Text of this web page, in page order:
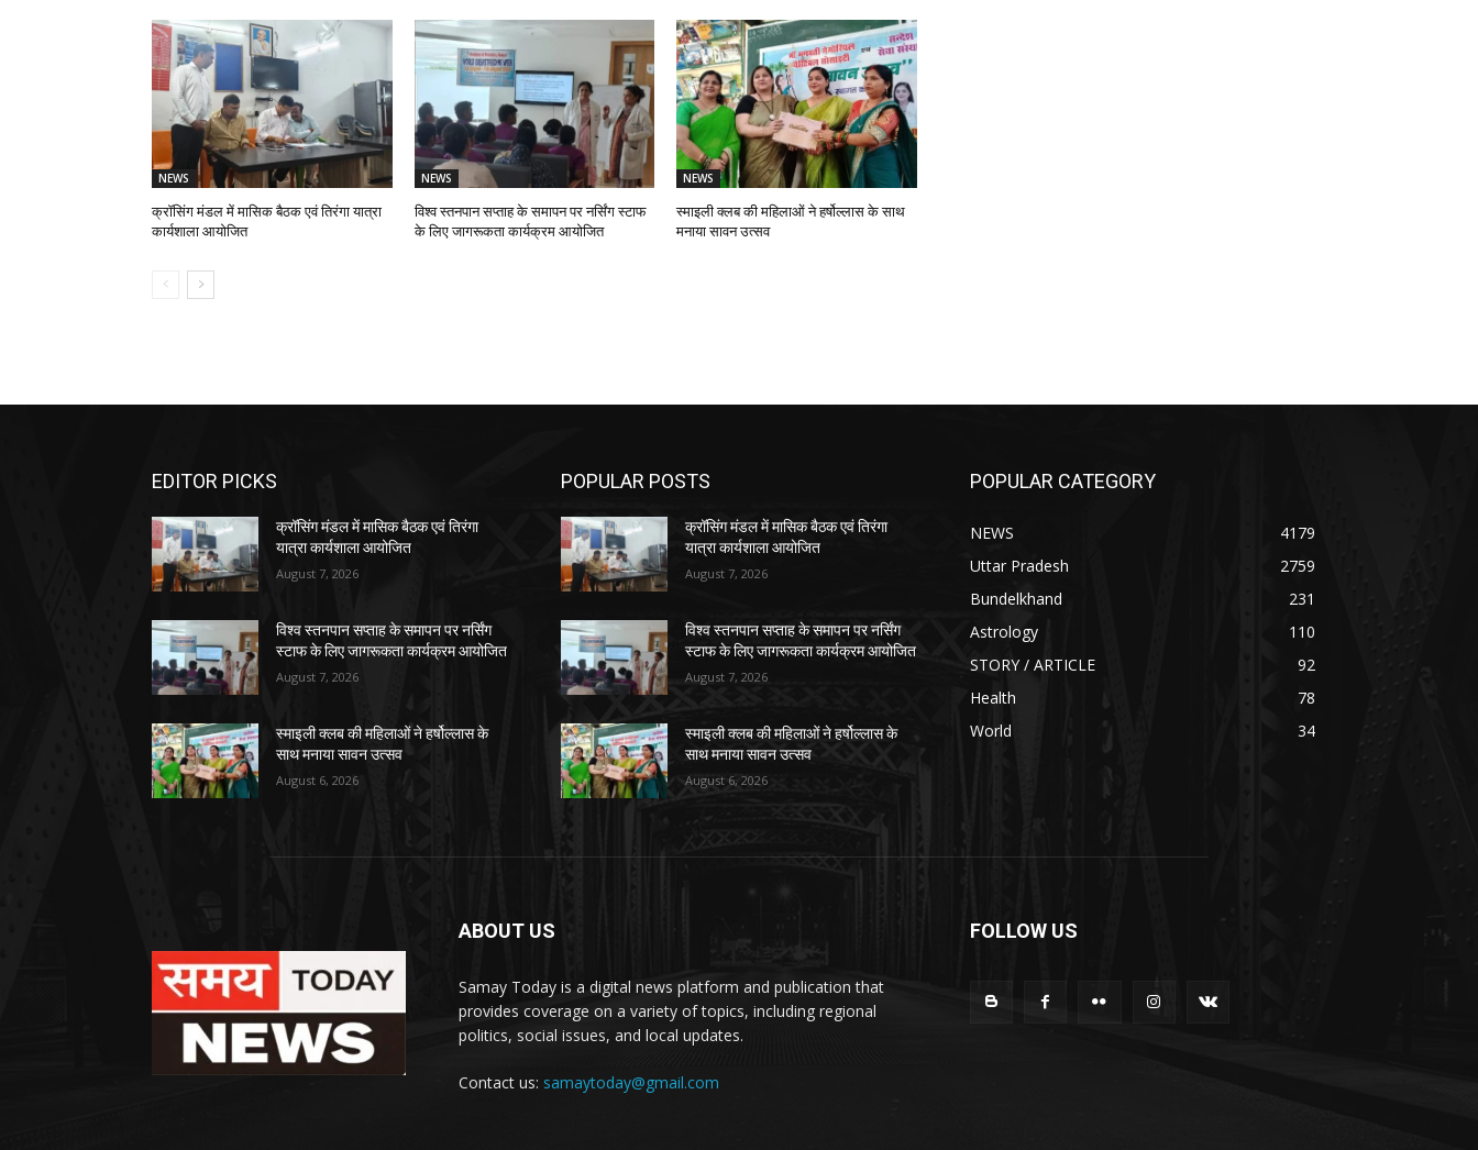
NEWS
क्रॉसिंग मंडल में मासिक बैठक एवं तिरंगा यात्रा
कार्यशाला आयोजित
NEWS
विश्व स्तनपान सप्ताह के समापन पर नर्सिंग स्टाफ
के लिए जागरूकता कार्यक्रम आयोजित
NEWS
स्माइली क्लब की महिलाओं ने हर्षोल्लास के साथ
मनाया सावन उत्सव
EDITOR PICKS
क्रॉसिंग मंडल में मासिक बैठक एवं तिरंगा
यात्रा कार्यशाला आयोजित
August 7, 2026
विश्व स्तनपान सप्ताह के समापन पर नर्सिंग
स्टाफ के लिए जागरूकता कार्यक्रम आयोजित
August 7, 2026
स्माइली क्लब की महिलाओं ने हर्षोल्लास के
साथ मनाया सावन उत्सव
August 6, 2026
POPULAR POSTS
क्रॉसिंग मंडल में मासिक बैठक एवं तिरंगा
यात्रा कार्यशाला आयोजित
August 7, 2026
विश्व स्तनपान सप्ताह के समापन पर नर्सिंग
स्टाफ के लिए जागरूकता कार्यक्रम आयोजित
August 7, 2026
स्माइली क्लब की महिलाओं ने हर्षोल्लास के
साथ मनाया सावन उत्सव
August 6, 2026
POPULAR CATEGORY
NEWS
4179
Uttar Pradesh
2759
Bundelkhand
231
Astrology
110
STORY / ARTICLE
92
Health
78
World
34
ABOUT US
Samay Today is a digital news platform and publication that
provides coverage on a variety of topics, including regional
politics, social issues, and local updates.
Contact us: samaytoday@gmail.com
FOLLOW US